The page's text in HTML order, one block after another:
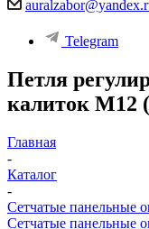
Telegram
Петля
калиток М12
Главная
-
Каталог
-
Сетчатые панельные
Сетчатые панельные